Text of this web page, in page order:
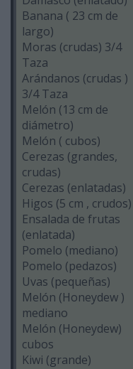
Banana ( 23 cm de
largo)
Moras (crudas) 3/4
Taza
Arándanos (crudas )
3/4 Taza
Melón (13 cm de
diámetro)
Melón ( cubos)
Cerezas (grandes,
crudas)
Cerezas (enlatadas)
Higos (5 cm , crudos)
Ensalada de frutas
(enlatada)
Pomelo (mediano)
Pomelo (pedazos)
Uvas (pequeñas)
Melón (Honeydew )
mediano
Melón (Honeydew)
cubos
Kiwi (grande)